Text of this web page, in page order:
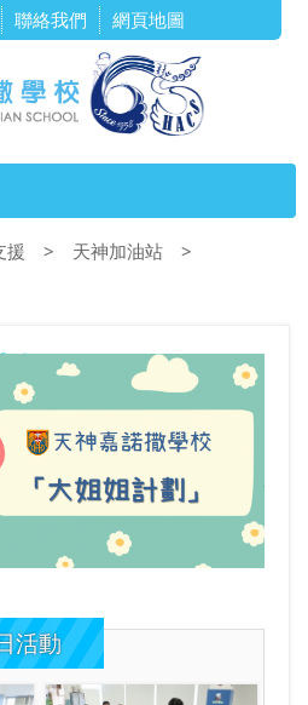
聯絡我們 網頁地圖
援 > 天神加油站
>
劃
活動